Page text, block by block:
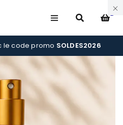
0
le code promo SOLDES2026